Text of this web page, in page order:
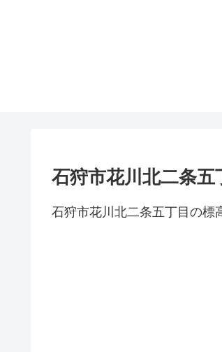
石狩市花川北二条
石狩市花川北二条五丁目の標